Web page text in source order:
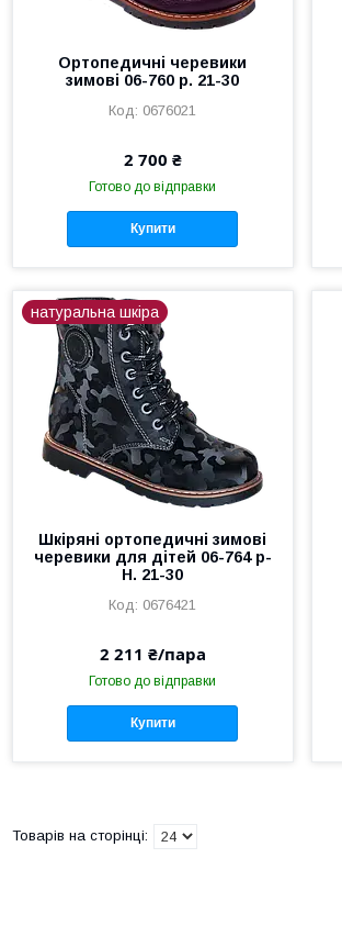
Ортопедичні черевики
зимові 06-760 р. 21-30
0676021
2 700 ₴
Готово до відправки
Купити
натуральна шкіра
Шкіряні ортопедичні зимові
черевики для дітей 06-764 р-
H. 21-30
0676421
2 211 ₴/пара
Готово до відправки
Купити